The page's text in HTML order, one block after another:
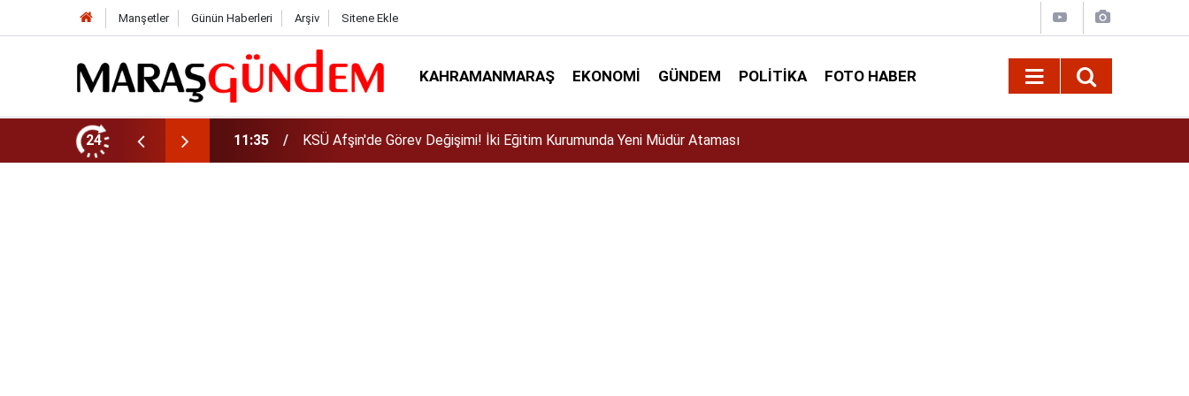
Manşetler Günün Haberleri Arşiv Sitene Ekle
KAHRAMANMARAŞ EKONOMI GÜNDEM POLITIKA FOTO HABER
24
Müdür Ataması 10:14 Funda Arar konser için Kahramanmaraş’a geliyor!